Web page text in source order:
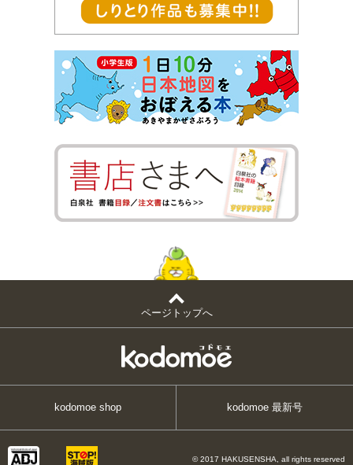
ページトップへ
kodomoe shop kodomoe 最新号
© 2017 HAKUSENSHA, all rights reserved